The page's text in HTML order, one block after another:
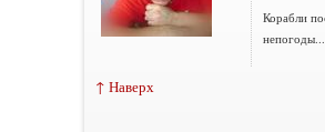
Корабли
↑ Наверх